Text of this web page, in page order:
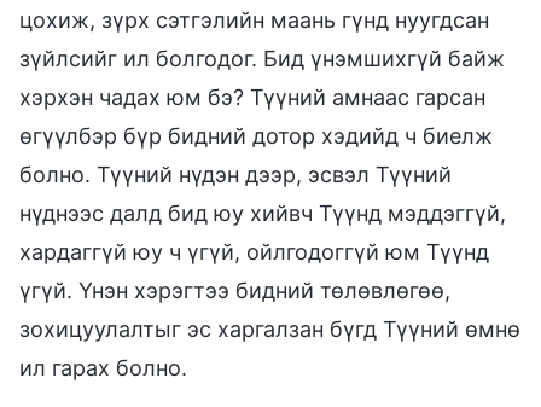
цохиж, зүрх сэтгэлийн маань гүнд нуугдсан
зүйлсийг ил болгодог. Бид үнэмшихгүй байж
хэрхэн чадах юм бэ? Түүний амнаас гарсан
өгүүлбэр бүр бидний дотор хэдийд ч биелж
болно. Түүний нүдэн дээр, эсвэл Түүний
нүднээс далд бид юу хийвч Түүнд мэддэггүй,
хардаггүй юу ч үгүй, ойлгодоггүй юм Түүнд
үгүй. Үнэн хэрэгтээ бидний төлөвлөгөө,
зохицуулалтыг эс харгалзан бүгд Түүний өмнө
ил гарах болно.